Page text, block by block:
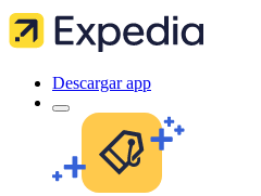
Descargar app